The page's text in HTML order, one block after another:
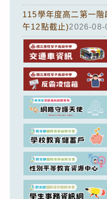
115學年度高二第一
午12點截止)2026-08-